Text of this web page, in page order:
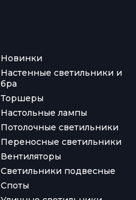
Новинки
Настенные светильники и
бра
Торшеры
Настольные лампы
Потолочные светильники
Переносные светильники
Вентиляторы
Светильники подвесные
Споты